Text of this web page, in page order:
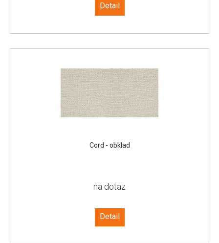
Detail
Cord - obklad
na dotaz
Detail